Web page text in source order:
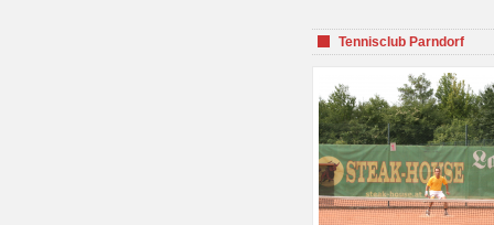
Tennisclub Parndorf